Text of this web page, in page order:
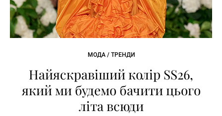
МОДА / ТРЕНДИ
Найяскравіший колір SS26,
який ми будемо бачити цього
літа всюди